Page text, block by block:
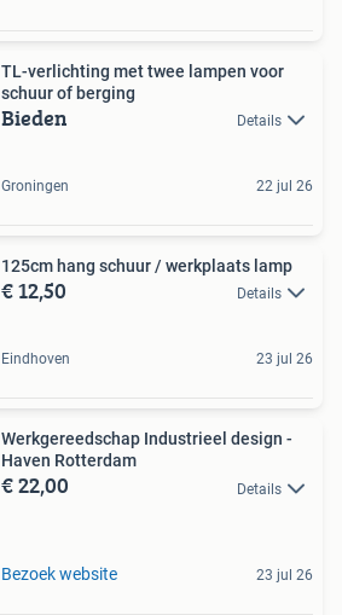
TL-verlichting met twee lampen voor
schuur of berging
Bieden Details
Groningen 22 jul 26
125cm hang schuur / werkplaats lamp
€ 12,50 Details
Eindhoven 23 jul 26
Werkgereedschap Industrieel design -
Haven Rotterdam
€ 22,00 Details
Bezoek website 23 jul 26